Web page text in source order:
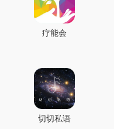
疗能会
切切私语